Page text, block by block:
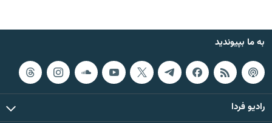
به ما بپیوندید
رادیو فردا